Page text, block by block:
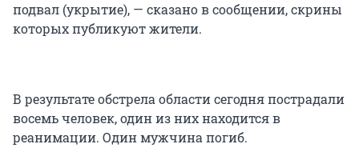
подвал (укрытие), — сказано в сообщении, скрины
которых публикуют жители.
В результате обстрела области сегодня пострадали
восемь человек, один из них находится в
реанимации. Один мужчина погиб.